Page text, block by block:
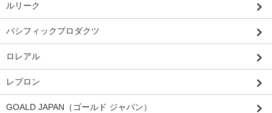
ルリーク
パシフィックプロダクツ
ロレアル
レブロン
GOALD JAPAN（ゴールド ジャパン）